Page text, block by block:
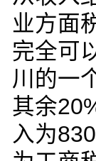
业方面
完全可
川的一
其余
入为